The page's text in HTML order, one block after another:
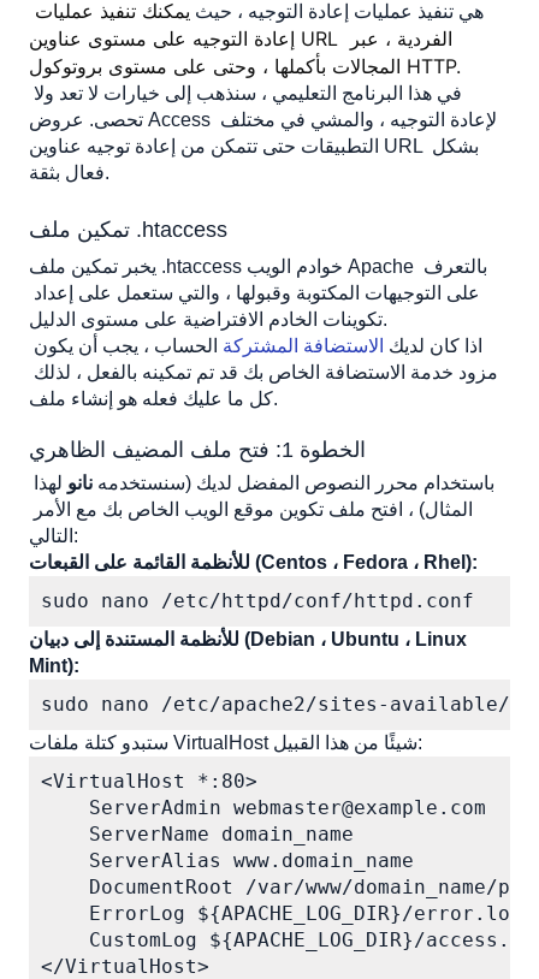
إذا كنت ترغب في إعادة توجيه عنوان URL إلى عنوان URL
آخر على نفس المجال:
إذا كنت ترغب في إعادة توجيه عنوان URL إلى واحد في
مجال مختلف:
إعادة توجيه عنوان URL بالجملة باستخدام توجيه
للأنظمة المستندة إلى دبيان (Ubuntu ، Debian ، Linux
Mint):
كيفية تمكين "mod_rewrite"
للأنظمة القائمة على القبعات (Centos ، Fedora ، Rhel):
للأنظمة التي تتخذ من دبيان مقراً لها (Ubuntu ، Debian ،
إعادة توجيه مجال كامل إلى مجال جديد
إجبار HTTPS بتوجيه "Rewriterule"
إجبار HTTPS على مجال معين
إضافة وإزالة بادئة "www"
هي تنفيذ عمليات إعادة التوجيه ، حيث
إعادة التوجيه على مستوى عناوين URL الفردية ، عبر
المجالات بأكملها ، وحتى على مستوى بروتوكول HTTP.
تحصى. عروض Access لإعادة التوجيه ، والمشي في مختلف
التطبيقات حتى تتمكن من إعادة توجيه عناوين URL بشكل
فعال بثقة.
تمكين ملف .htaccess
يخبر تمكين ملف .htaccess خوادم الويب Apache بالتعرف
تكوينات الخادم الافتراضية على مستوى الدليل.
اذا كان لديك الاستضافة المشتركة
كل ما عليك فعله هو إنشاء ملف.
الخطوة 1: فتح ملف المضيف الظاهري
باستخدام محرر النصوص المفضل لديك (سنستخدمه نانو
التالي:
للأنظمة القائمة على القبعات (Centos ، Fedora ، Rhel):
sudo nano /etc/httpd/conf/httpd.conf
للأنظمة المستندة إلى دبيان (Debian ، Ubuntu ، Linux
Mint):
sudo nano /etc/apache2/sites-available/
ستبدو كتلة ملفات VirtualHost شيئًا من هذا القبيل:
<VirtualHost *:80>
ServerAdmin webmaster@example.com
ServerName domain_name
ServerAlias www.domain_name
DocumentRoot /var/www/domain_name/
ErrorLog ${APACHE_LOG_DIR}/error.log
CustomLog ${APACHE_LOG_DIR}/
</VirtualHost>